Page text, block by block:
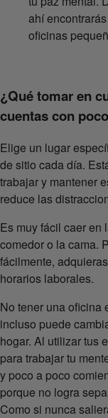
ahí
oficinas
¿Qué tomar en
cuentas con
Elige un lugar
de sitio cada día.
trabajar y mantener
reduce las
Es muy fácil caer en
comedor o la cama.
fácilmente,
horarios laborales.
No tener una oficina
incluso puede
hogar. Al utilizar tus
para trabajar tu
y poco a poco
porque no logra
Como si nunca